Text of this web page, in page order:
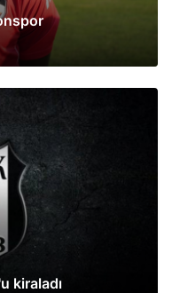
kiraladı